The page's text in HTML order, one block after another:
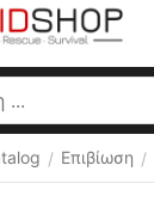
/ Επιβίωση /